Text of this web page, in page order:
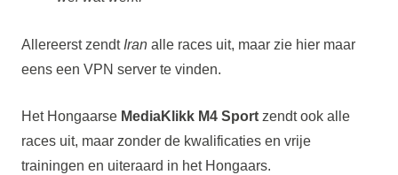
Allereerst zendt Iranalle races uit, maar zie hier maar
eens een VPN server te vinden.
Het Hongaarse MediaKlikk M4 Sportzendt ook alle
races uit, maar zonder de kwalificaties en vrije
trainingen en uiteraard in het Hongaars.